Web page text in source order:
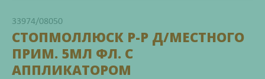
33974/08050
СТОПМОЛЛЮСК Р-Р Д/МЕСТНОГО
ПРИМ. 5МЛ ФЛ. С
АППЛИКАТОРОМ